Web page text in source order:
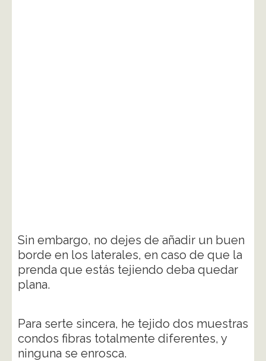
Sin embargo, no dejes de añadir un buen
borde en los laterales, en caso de que la
prenda que estás tejiendo deba quedar
plana.
Para serte sincera, he tejido dos muestras
condos fibras totalmente diferentes, y
ninguna se enrosca.